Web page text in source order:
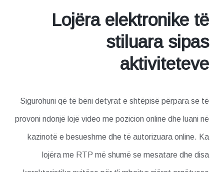
Lojëra elektronike të
stiluara sipas
aktiviteteve
Sigurohuni që të bëni detyrat e shtëpisë përpara se të
provoni ndonjë lojë video me pozicion online dhe luani në
kazinotë e besueshme dhe të autorizuara online. Ka
lojëra me RTP më shumë se mesatare dhe disa